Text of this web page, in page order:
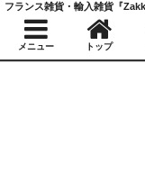
メニュー トップ